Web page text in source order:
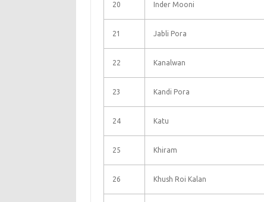
20 Inder Mooni
21 Jabli Pora
22 Kanalwan
23 Kandi Pora
24 Katu
25 Khiram
26 Khush Roi Kalan